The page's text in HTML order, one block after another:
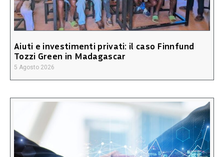
Aiuti e investimenti privati: il caso Finnfund
Tozzi Green in Madagascar
5 Agosto 2026